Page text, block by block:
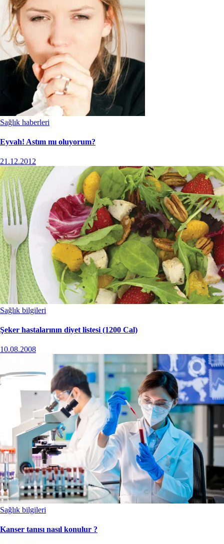
Sağlık haberleri
Eyvah! Astım mı oluyorum?
21.12.2012
Sağlık bilgileri
Şeker hastalarının diyet listesi (1200 Cal)
10.08.2008
Sağlık bilgileri
Kanser tanısı nasıl konulur ?